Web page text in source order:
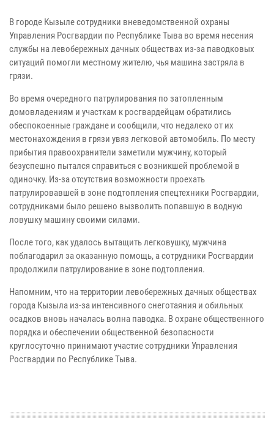
В городе Кызыле сотрудники вневедомственной охраны
Управления Росгвардии по Республике Тыва во время несения
службы на левобережных дачных обществах из-за паводковых
ситуаций помогли местному жителю, чья машина застряла в
грязи.
Во время очередного патрулирования по затопленным
домовладениям и участкам к росгвардейцам обратились
обеспокоенные граждане и сообщили, что недалеко от их
местонахождения в грязи увяз легковой автомобиль. По месту
прибытия правоохранители заметили мужчину, который
безуспешно пытался справиться с возникшей проблемой в
одиночку. Из-за отсутствия возможности проехать
патрулировавшей в зоне подтопления спецтехники Росгвардии,
сотрудниками было решено вызволить попавшую в водную
ловушку машину своими силами.
После того, как удалось вытащить легковушку, мужчина
поблагодарил за оказанную помощь, а сотрудники Росгвардии
продолжили патрулирование в зоне подтопления.
Напомним, что на территории левобережных дачных обществах
города Кызыла из-за интенсивного снеготаяния и обильных
осадков вновь началась волна паводка. В охране общественного
порядка и обеспечении общественной безопасности
круглосуточно принимают участие сотрудники Управления
Росгвардии по Республике Тыва.